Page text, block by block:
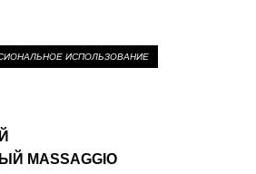
ИСПОЛЬЗОВАНИЕ
MASSAGGIO